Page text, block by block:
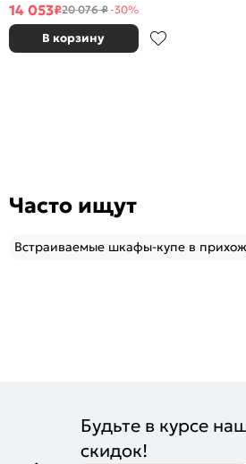
14 053₽20 076 ₽-30%
В корзину
Часто ищут
Встраиваемые шкафы-купе в
Будьте в курсе
скидок!